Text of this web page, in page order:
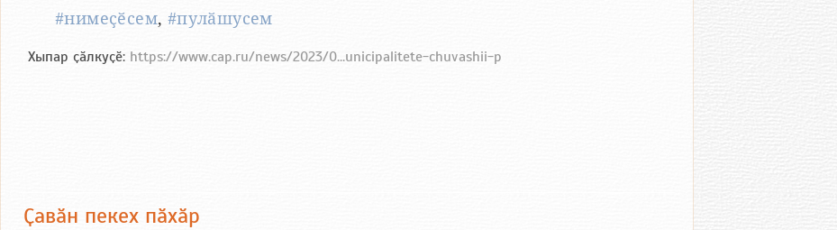
#нимеҫӗсем, #пулӑшусем
Хыпар ҫӑлкуҫӗ: https://www.cap.ru/news/2023/0...unicipalitete-chuvashii-p
Ҫавӑн пекех пӑхӑр